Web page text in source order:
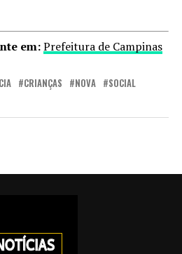
em:Prefeitura de Campinas
CRIANÇAS NOVA
SOCIAL